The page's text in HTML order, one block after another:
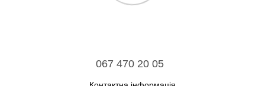
067 470 20 05